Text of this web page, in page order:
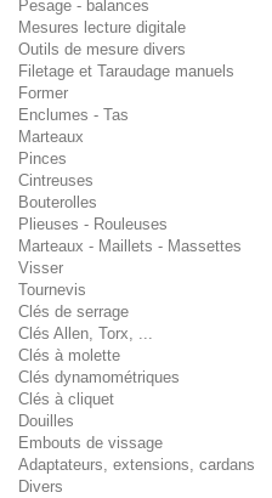
Pesage - balances
Mesures lecture digitale
Outils de mesure divers
Filetage et Taraudage manuels
Former
Enclumes - Tas
Marteaux
Pinces
Cintreuses
Bouterolles
Plieuses - Rouleuses
Marteaux - Maillets - Massettes
Visser
Tournevis
Clés de serrage
Clés Allen, Torx, ...
Clés à molette
Clés dynamométriques
Clés à cliquet
Douilles
Embouts de vissage
Adaptateurs, extensions, cardans
Divers